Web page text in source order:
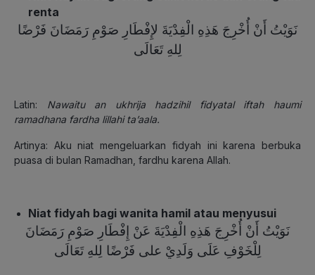
renta
نَوَيْتُ أَنْ أُخْرِجَ هَذِهِ الْفِدْيَةَ لإِفْطَارِ صَوْمِ رَمَضَانَ فَرْضًا
لِلهِ تَعَالَى
Latin: Nawaitu an ukhrija hadzihil fidyatal iftah haumi
ramadhana fardha lillahi ta’aala.
Artinya: Aku niat mengeluarkan fidyah ini karena berbuka
puasa di bulan Ramadhan, fardhu karena Allah.
Niat fidyah bagi wanita hamil atau menyusui
نَوَيْتُ أَنْ أُخْرِجَ هَذِهِ الْفِدْيَةَ عَنْ إِفْطَارِ صَوْمِ رَمَضَانَ
لِلْخَوْفِ عَلَى وَلَدِيْ على فَرْضًا لِلهِ تَعَالَى